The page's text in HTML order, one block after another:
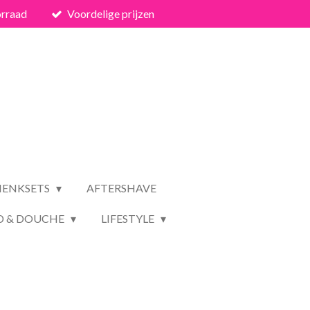
Voordelige prijzen
AFTERSHAVE
& DOUCHE LIFESTYLE